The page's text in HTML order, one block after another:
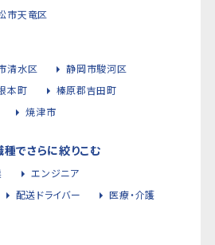
市天竜区
清水区
静岡市駿河区
本町
榛原郡吉田町
焼津市
でさらに絞りこむ
エンジニア
配送ドライバー
医療・介護